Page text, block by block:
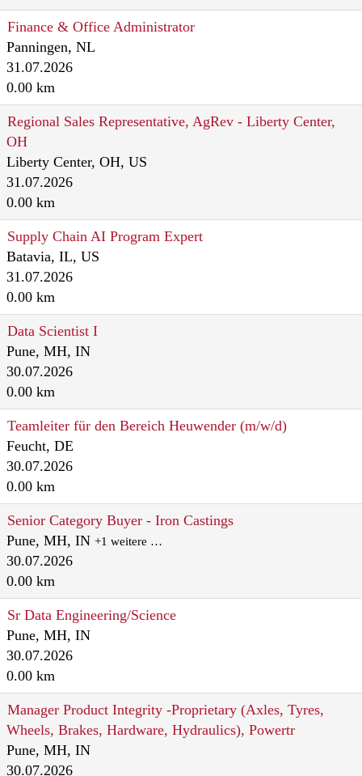
Finance & Office Administrator
Panningen, NL
31.07.2026
0.00 km
Regional Sales Representative, AgRev - Liberty Center,
OH
Liberty Center, OH, US
31.07.2026
0.00 km
Supply Chain AI Program Expert
Batavia, IL, US
31.07.2026
0.00 km
Data Scientist I
Pune, MH, IN
30.07.2026
0.00 km
Teamleiter für den Bereich Heuwender (m/w/d)
Feucht, DE
30.07.2026
0.00 km
Senior Category Buyer - Iron Castings
Pune, MH, IN +1 weitere …
30.07.2026
0.00 km
Sr Data Engineering/Science
Pune, MH, IN
30.07.2026
0.00 km
Manager Product Integrity -Proprietary (Axles, Tyres,
Wheels, Brakes, Hardware, Hydraulics), Powertr
Pune, MH, IN
30.07.2026